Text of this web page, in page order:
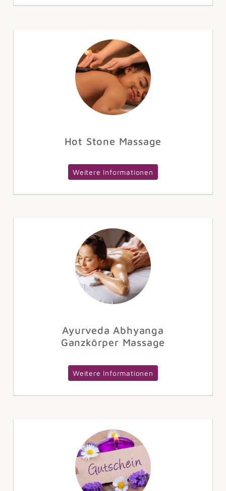
Hot Stone Massage
Weitere Informationen
Ayurveda Abhyanga
Ganzkörper Massage
Weitere Informationen